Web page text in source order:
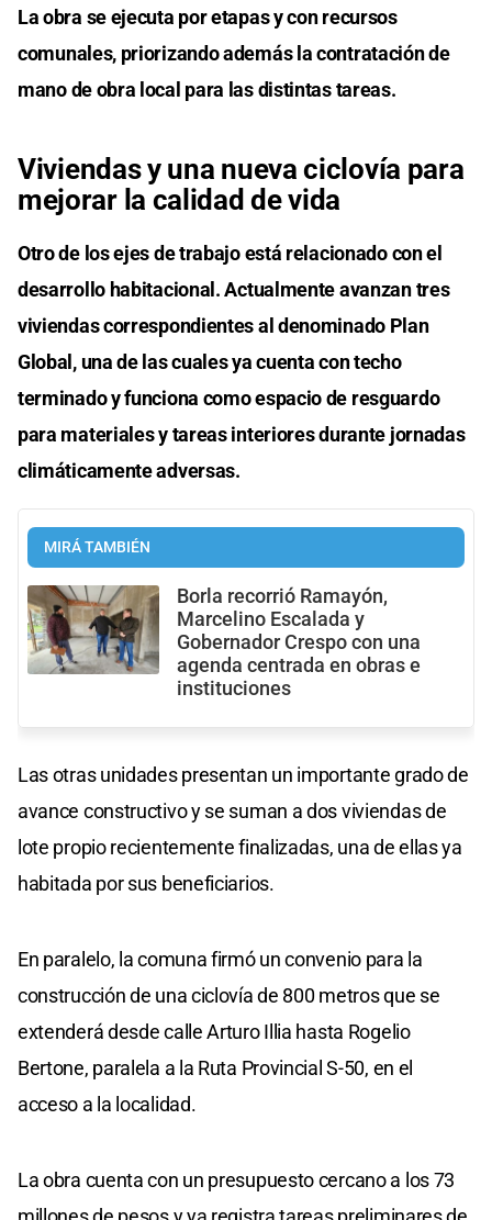
La obra se ejecuta por etapas y con recursos
comunales, priorizando además la contratación de
mano de obra local para las distintas tareas.
Viviendas y una nueva ciclovía para
mejorar la calidad de vida
Otro de los ejes de trabajo está relacionado con el
desarrollo habitacional. Actualmente avanzan tres
viviendas correspondientes al denominado Plan
Global, una de las cuales ya cuenta con techo
terminado y funciona como espacio de resguardo
para materiales y tareas interiores durante jornadas
climáticamente adversas.
MIRÁ TAMBIÉN
Borla recorrió Ramayón,
Marcelino Escalada y
Gobernador Crespo con una
agenda centrada en obras e
instituciones
Las otras unidades presentan un importante grado de
avance constructivo y se suman a dos viviendas de
lote propio recientemente finalizadas, una de ellas ya
habitada por sus beneficiarios.
En paralelo, la comuna firmó un convenio para la
construcción de una ciclovía de 800 metros que se
extenderá desde calle Arturo Illia hasta Rogelio
Bertone, paralela a la Ruta Provincial S-50, en el
acceso a la localidad.
La obra cuenta con un presupuesto cercano a los 73